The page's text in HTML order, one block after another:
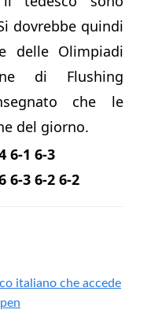
dovrebbe quindi
delle Olimpiadi
di Flushing
che le
del giorno.
6-1 6-3
6-3 6-2 6-2
italiano che accede